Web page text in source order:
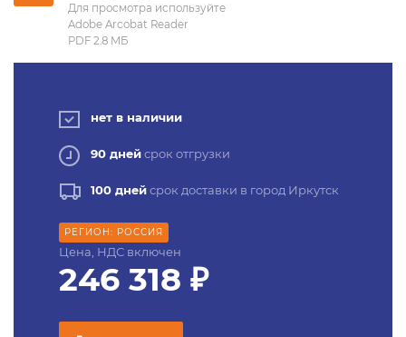
Для просмотра используйте
Adobe Arcobat Reader
PDF 2.8 MБ
нет в наличии
90 днейсрок отгрузки
100 днейсрок доставки в город Иркутск
РЕГИОН: РОССИЯ
Цена, НДС включен
246 318 ₽